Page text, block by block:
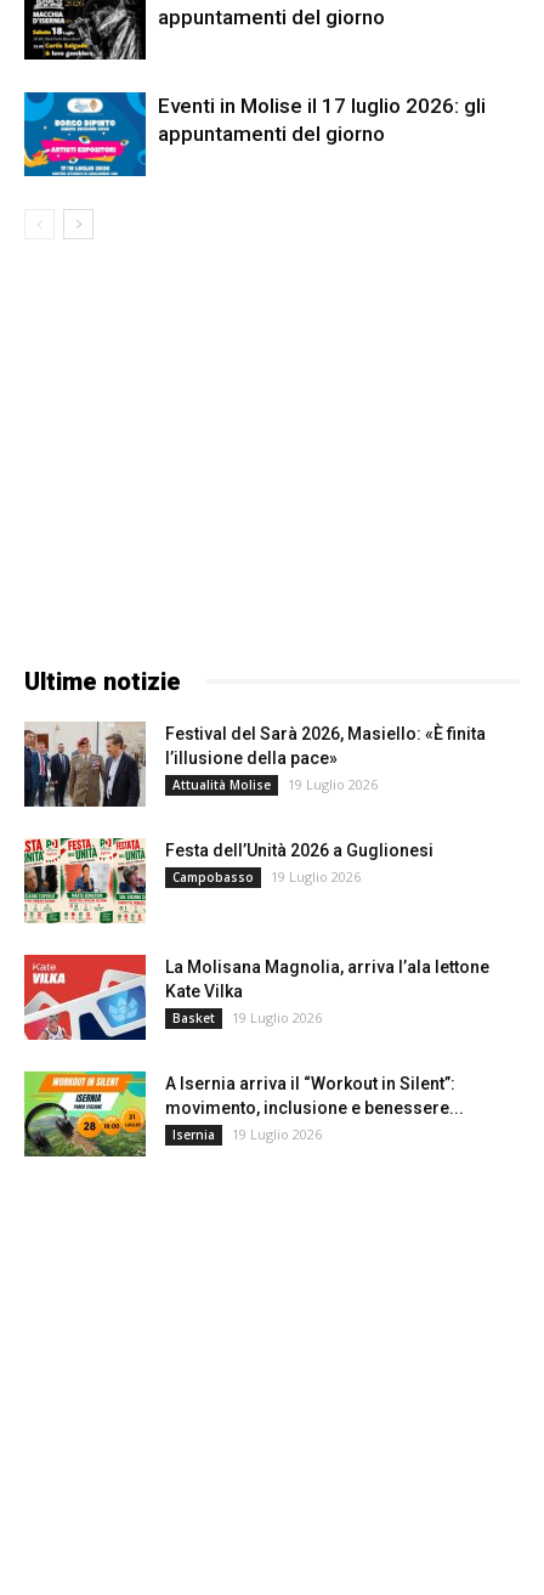
appuntamenti del giorno
Eventi in Molise il 17 luglio 2026: gli
appuntamenti del giorno
Ultime notizie
Festival del Sarà 2026, Masiello: «È finita
l’illusione della pace»
Attualità Molise 19 Luglio 2026
Festa dell’Unità 2026 a Guglionesi
Campobasso 19 Luglio 2026
La Molisana Magnolia, arriva l’ala lettone
Kate Vilka
Basket 19 Luglio 2026
A Isernia arriva il “Workout in Silent”:
movimento, inclusione e benessere...
Isernia 19 Luglio 2026